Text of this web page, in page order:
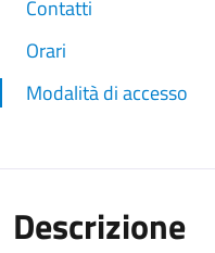
Contatti
Orari
Modalità di accesso
Descrizione